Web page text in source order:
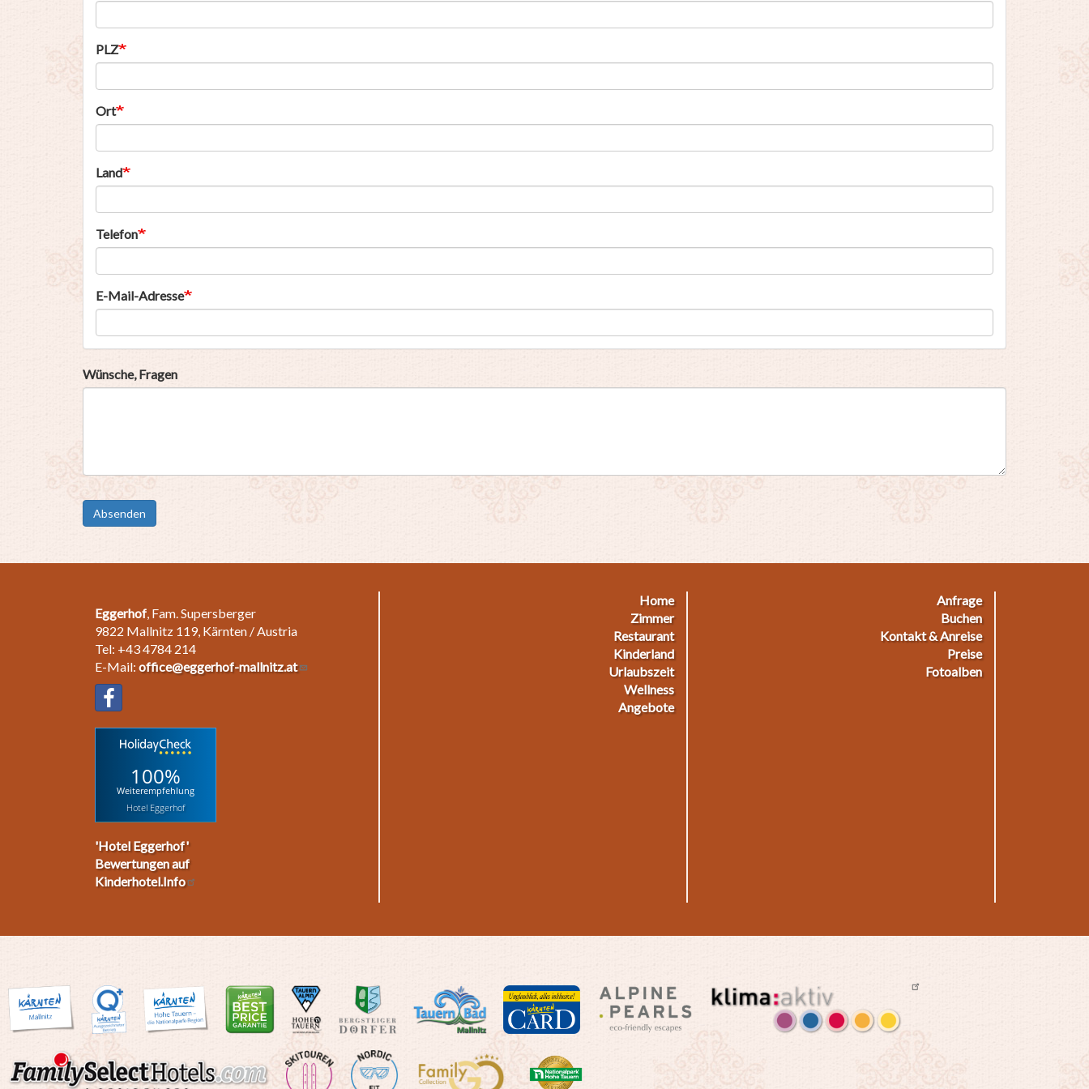
PLZ
Ort
Land
Telefon
E-Mail-Adresse
Wünsche, Fragen
Absenden
Eggerhof, Fam. Supersberger
9822 Mallnitz 119, Kärnten / Austria
Tel: +43 4784 214
E-Mail: office@eggerhof-mallnitz.at
100%
Weiterempfehlung
Hotel Eggerhof
'Hotel Eggerhof'
Bewertungen auf
Kinderhotel.Info
Home
Zimmer
Restaurant
Kinderland
Urlaubszeit
Wellness
Angebote
Anfrage
Buchen
Kontakt & Anreise
Preise
Fotoalben